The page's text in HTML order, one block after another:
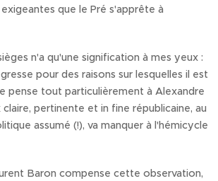
que le Pré s'apprête à
n'a qu'une signification à mes yeux :
pour des raisons sur lesquelles il est
pense tout particulièrement à Alexandre
pertinente et in fine républicaine, au
assumé (!), va manquer à l'hémicycle
Baron compense cette observation,